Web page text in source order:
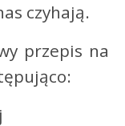
czyhają.
przepis na